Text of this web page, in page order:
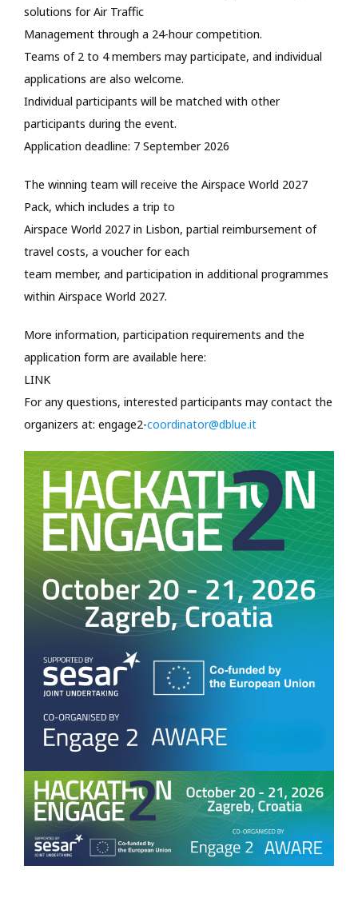
Search
for:
solutions for Air Traffic
Management through a 24-hour competition.
Teams of 2 to 4 members may participate, and individual
applications are also welcome.
Individual participants will be matched with other
participants during the event.
Application deadline: 7 September 2026
The winning team will receive the Airspace World 2027
Pack, which includes a trip to
Airspace World 2027 in Lisbon, partial reimbursement of
travel costs, a voucher for each
team member, and participation in additional programmes
within Airspace World 2027.
More information, participation requirements and the
application form are available here:
LINK
For any questions, interested participants may contact the
organizers at: engage2-coordinator@dblue.it